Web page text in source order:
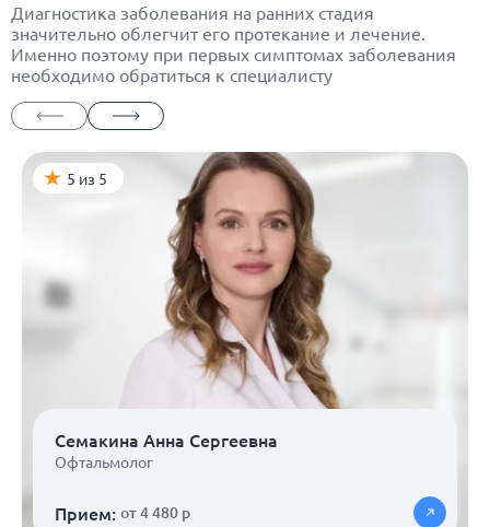
Диагностика заболевания на ранних стадия
значительно облегчит его протекание и лечение.
Именно поэтому при первых симптомах заболевания
необходимо обратиться к специалисту
5 из 5
Семакина Анна Сергеевна
Офтальмолог
Прием: от 4 480 р